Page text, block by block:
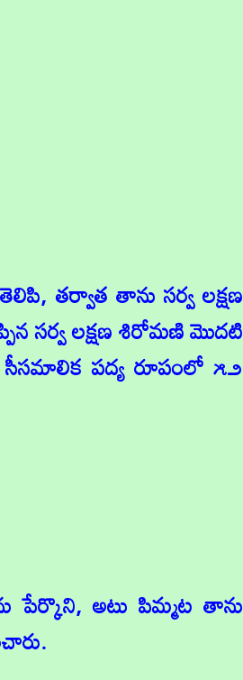
తర్వాత తాను సర్వ లక్షణ
సర్వ లక్షణ శిరోమణి మొదటి
సీసమాలిక పద్య రూపంలో ౫౨
పేర్కొని, అటు పిమ్మట తాను